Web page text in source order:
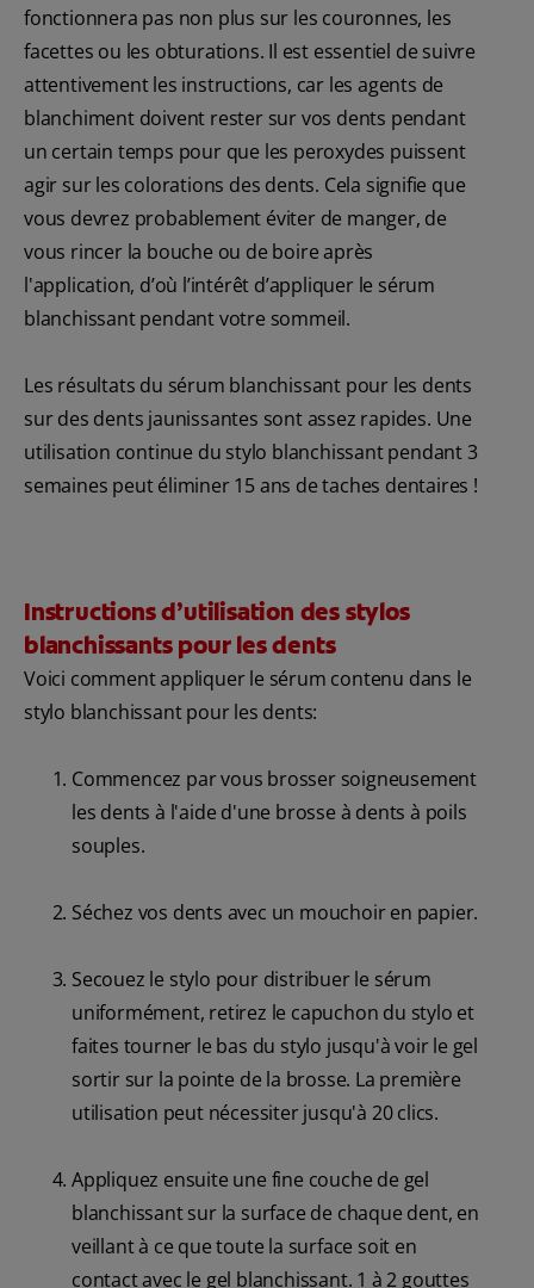
fonctionnera pas non plus sur les couronnes, les
facettes ou les obturations. Il est essentiel de suivre
attentivement les instructions, car les agents de
blanchiment doivent rester sur vos dents pendant
un certain temps pour que les peroxydes puissent
agir sur les colorations des dents. Cela signifie que
vous devrez probablement éviter de manger, de
vous rincer la bouche ou de boire après
l'application, d’où l’intérêt d’appliquer le sérum
blanchissant pendant votre sommeil.
Les résultats du sérum blanchissant pour les dents
sur des dents jaunissantes sont assez rapides. Une
utilisation continue du stylo blanchissant pendant 3
semaines peut éliminer 15 ans de taches dentaires !
Instructions d’utilisation des stylos
blanchissants pour les dents
Voici comment appliquer le sérum contenu dans le
stylo blanchissant pour les dents:
Commencez par vous brosser soigneusement
les dents à l'aide d'une brosse à dents à poils
souples.
Séchez vos dents avec un mouchoir en papier.
Secouez le stylo pour distribuer le sérum
uniformément, retirez le capuchon du stylo et
faites tourner le bas du stylo jusqu'à voir le gel
sortir sur la pointe de la brosse. La première
utilisation peut nécessiter jusqu'à 20 clics.
Appliquez ensuite une fine couche de gel
blanchissant sur la surface de chaque dent, en
veillant à ce que toute la surface soit en
contact avec le gel blanchissant. 1 à 2 gouttes